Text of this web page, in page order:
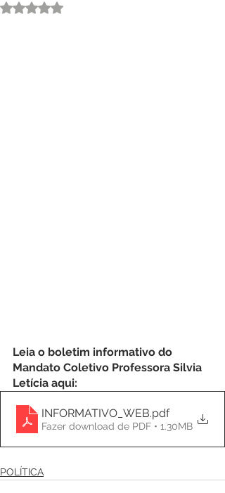
Avaliado com NaN de 5 estrelas.
Leia o boletim informativo do
Mandato Coletivo Professora Silvia
Letícia aqui:
INFORMATIVO_WEB.pdf
Fazer download de PDF • 1.30MB
POLÍTICA